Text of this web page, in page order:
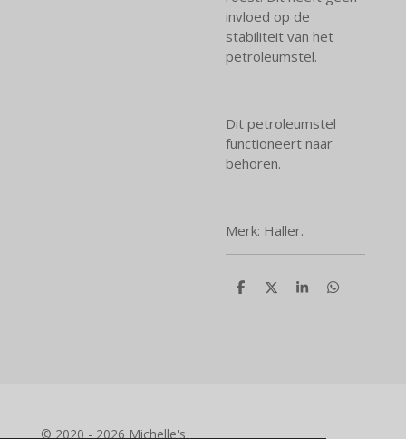
invloed op de
stabiliteit van het
petroleumstel.
Dit petroleumstel
functioneert naar
behoren.
Merk: Haller.
D
D
S
D
© 2020 - 2026 Michelle's